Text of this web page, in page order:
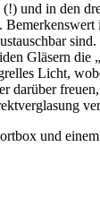
(!) und in den
Gläsern
Licht,
darüber
und